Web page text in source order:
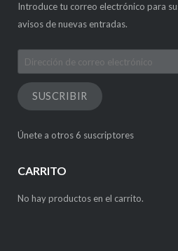
Introduce tu correo electrónico para
avisos de nuevas entradas.
Dirección
de
correo
electrónico
SUSCRIBIR
Únete a otros 6 suscriptores
CARRITO
No hay productos en el carrito.